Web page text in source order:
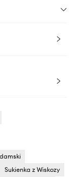
Sukienka z Wiskozy